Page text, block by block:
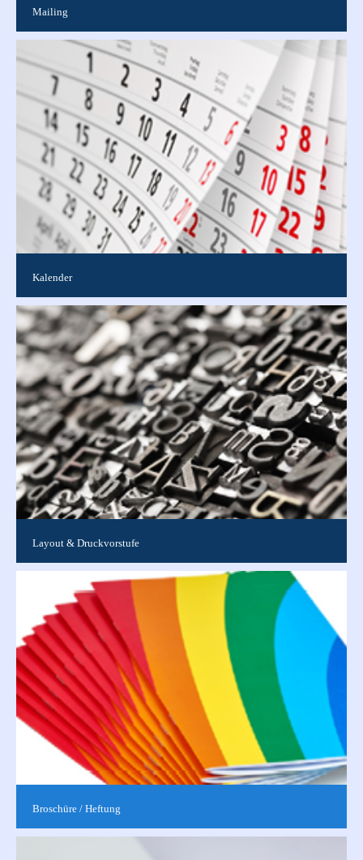
Mailing
Ideal, um neue Kunden zu gewinnen, bestehende Kunden über
Neuigkeiten zu informieren oder Dankesschreiben zu
versenden. Wir erstellen für...
Kalender
Wir bieten Ihnen spiralgebundene Kalender mit Aufhänger in
verschiedenen Varianten. Ob Foto-, Streifen- oder Bildkalender,
Sie können...
Layout & Druckvorstufe
Layoutspezifische Anfragen zu laufenden Aufträgen Tel. 0911 /
519 00 10 E-Mail Diese E-Mail-Adresse ist vor Spambots
geschützt!...
Broschüre / Heftung
Die Broschur oder auch Rückstichheftung bezeichnet eine